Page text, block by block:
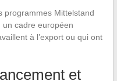
programmes Mittelstand
un cadre européen
à l’export ou qui ont
et